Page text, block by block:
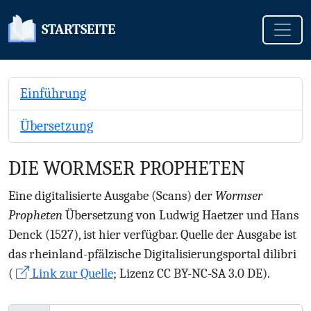
STARTSEITE
Einführung
Übersetzung
DIE WORMSER PROPHETEN
Eine digitalisierte Ausgabe (Scans) der Wormser
ProphetenÜbersetzung von Ludwig Haetzer und Hans
Denck (1527), ist hier verfügbar. Quelle der Ausgabe ist
das rheinland-pfälzische Digitalisierungsportal dilibri
(
Link zur Quelle; Lizenz CC BY-NC-SA 3.0 DE).